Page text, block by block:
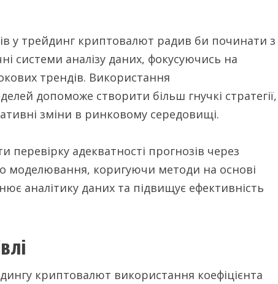
у трейдинг криптовалют радив би починати з
системи аналізу даних, фокусуючись на
трендів. Використання
допоможе створити більш гнучкі стратегії,
зміни в ринковому середовищі.
адекватності прогнозів через
моделювання, коригуючи методи на основі
аналітику даних та підвищує ефективність
криптовалют використання коефіцієнта